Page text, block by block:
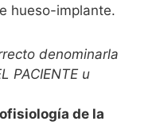
hueso-implante.
denominarla
PACIENTE u
de la